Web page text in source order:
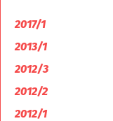
2017/1
2013/1
2012/3
2012/2
2012/1